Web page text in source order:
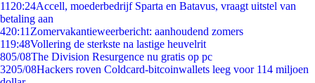
11 20:24Accell, moederbedrijf Sparta en Batavus, vraagt uitstel van
betaling aan
420:11 Zomervakantieweerbericht: aanhoudend zomers
119:48Vollering de sterkste na lastige heuvelrit
805/08The Division Resurgence nu gratis op pc
3205/08Hackers roven Coldcard-bitcoinwallets leeg voor 114 miljoen